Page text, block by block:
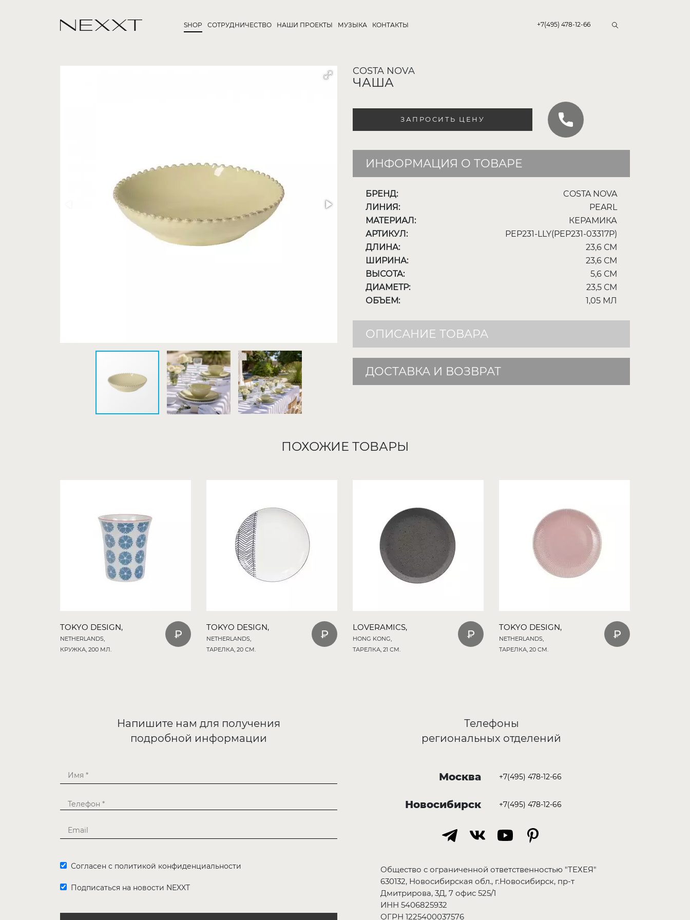
SHOP СОТРУДНИЧЕСТВО НАШИ ПРОЕКТЫ МУЗЫКА КОНТАКТЫ +7(495) 478-12-66
COSTA NOVA
ЧАША
ЗАПРОСИТЬ ЦЕНУ
ИНФОРМАЦИЯ О ТОВАРЕ
БРЕНД:
COSTA NOVA
ЛИНИЯ:
PEARL
МАТЕРИАЛ:
КЕРАМИКА
АРТИКУЛ:
PEP231-LLY(PEP231-03317P)
ДЛИНА:
23,6 СМ
ШИРИНА:
23,6 СМ
ВЫСОТА:
5,6 СМ
ДИАМЕТР:
23,5 СМ
ОБЪЕМ:
1,05 МЛ
ОПИСАНИЕ ТОВАРА
ДОСТАВКА И ВОЗВРАТ
ПОХОЖИЕ ТОВАРЫ
TOKYO DESIGN,
NETHERLANDS,
КРУЖКА, 200 МЛ.
TOKYO DESIGN,
NETHERLANDS,
ТАРЕЛКА, 20 СМ.
LOVERAMICS,
HONG KONG,
ТАРЕЛКА, 21 СМ.
TOKYO DESIGN,
NETHERLANDS,
ТАРЕЛКА, 20 СМ.
Напишите нам для получения
подробной информации
Согласен с политикой конфиденциальности
Подписаться на новости NEXXT
Телефоны
региональных отделений
Москва +7(495) 478-12-66
Новосибирск +7(495) 478-12-66
Общество с ограниченной ответственностью "ТЕХЕЯ"
630132, Новосибирская обл., г.Новосибирск, пр-т
Дмитрирова, 3Д, 7 офис 525/1
ИНН 5406825932
ОГРН 1225400037576